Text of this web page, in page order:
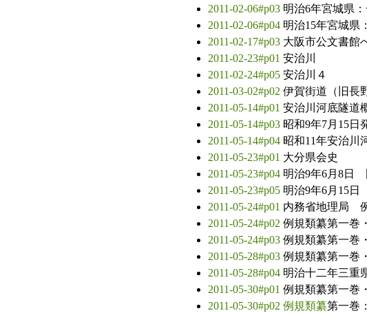
2011-02-06#p03 明治6年宮城県
2011-02-06#p04 明治15年宮城県
2011-02-17#p03 大阪市公文書館
2011-02-23#p01 安治川
2011-02-24#p05 安治川４
2011-03-02#p02 伊賀街道（旧長
2011-05-14#p01 安治川河底隧道
2011-05-14#p03 昭和9年7月15日
2011-05-14#p04 昭和11年安治川
2011-05-23#p01 大分県会史
2011-05-23#p04 明治9年6月8日
2011-05-23#p05 明治9年6月15
2011-05-24#p01 内務省地理局
2011-05-24#p02 例規類纂第一巻
2011-05-24#p03 例規類纂第一巻
2011-05-28#p03 例規類纂第一巻
2011-05-28#p04 明治十二年三重
2011-05-30#p01 例規類纂第一
2011-05-30#p02 例規類纂第一巻